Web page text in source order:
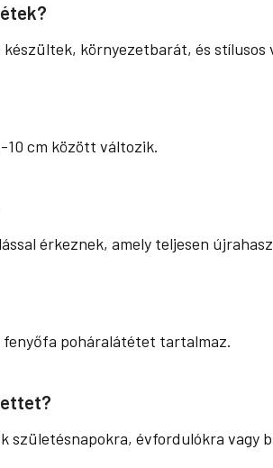
környezetbarát, és stílusos
cm között változik.
érkeznek, amely teljesen
poháralátétet tartalmaz.
születésnapokra, évfordulókra vagy